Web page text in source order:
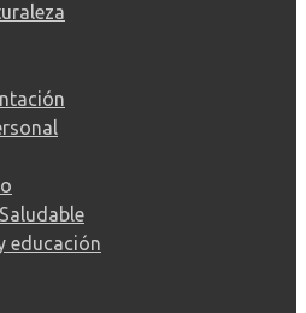
educación